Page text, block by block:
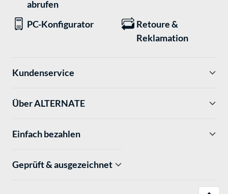
abrufen
PC-Konfigurator
Retoure &
Reklamation
Kundenservice
Über ALTERNATE
Einfach bezahlen
Geprüft & ausgezeichnet